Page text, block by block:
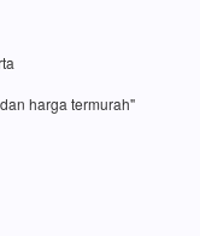
harga termurah"